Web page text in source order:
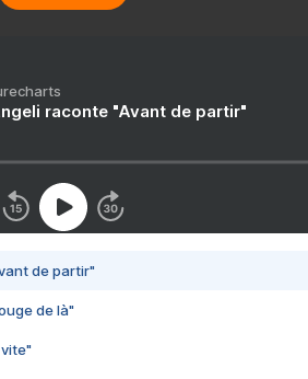
raconte "Avant de partir"
de partir"
de là"